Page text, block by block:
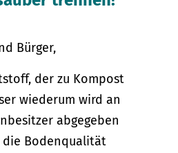
Bürger,
der zu Kompost
wiederum wird an
abgegeben
die Bodenqualität